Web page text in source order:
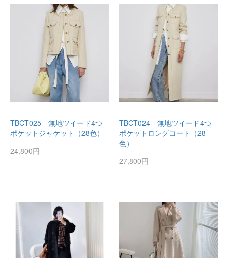
TBCT025 無地ツイード4つ
ポケットジャケット（28色）
24,800円
TBCT024 無地ツイード4つ
ポケットロングコート（28
色）
27,800円